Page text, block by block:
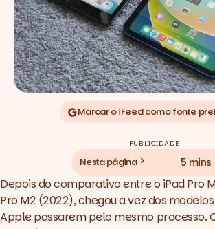
Marcar o iFeed como fonte
PUBLICIDADE
Nesta página 5 mins
Depois do comparativo entre oiPad Pro
Pro M2 (2022), chegou a vez dos
Apple passarem pelo mesmo processo.